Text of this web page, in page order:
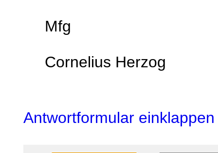
Mfg
Cornelius Herzog
Antwortformular einklappen